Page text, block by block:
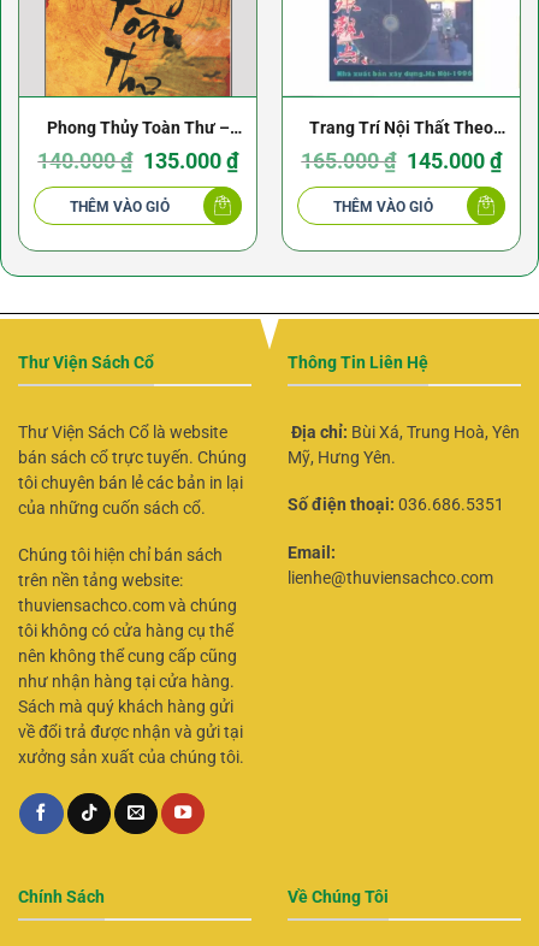
Phong Thủy Toàn Thư –
Đổng Dị Lâm
140.000₫ Giá
gốc
140.000 ₫.
135.000₫Giá
hiện
là:
135.000 ₫.
THÊM VÀO GIỎ
Trang Trí Nội Thất Theo
Quan Niệm Phong Thủy –
Phạm Quang Hân
165.000₫ Giá
gốc
165.000 ₫.
145.000₫Giá
hiện
là:
THÊM VÀO GIỎ
Thư Viện Sách Cổ
Thư Viện Sách Cổ là website
bán sách cổ trực tuyến. Chúng
tôi chuyên bán lẻ các bản in lại
của những cuốn sách cổ.
Chúng tôi hiện chỉ bán sách
trên nền tảng website:
thuviensachco.com và chúng
tôi không có cửa hàng cụ thể
nên không thể cung cấp cũng
như nhận hàng tại cửa hàng.
Sách mà quý khách hàng gửi
về đổi trả được nhận và gửi tại
xưởng sản xuất của chúng tôi.
Thông Tin Liên Hệ
Địa chỉ: Bùi Xá, Trung Hoà, Yên
Mỹ, Hưng Yên.
Số điện thoại: 036.686.5351
Email:
lienhe@thuviensachco.com
Chính Sách Về Chúng Tôi